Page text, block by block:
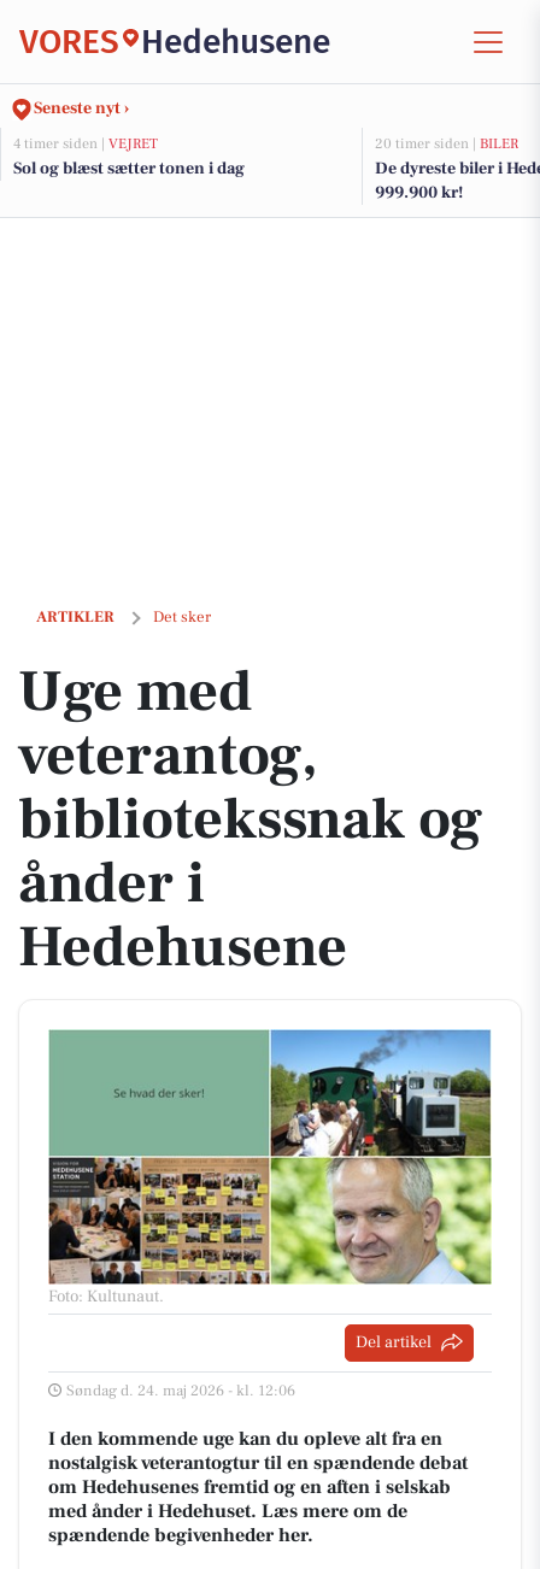
VORES Hedehusene
Seneste nyt ›
4 timer siden | VEJRET
Sol og blæst sætter tonen i dag
20 timer siden | BILER
De dyreste biler i
999.900 kr!
ARTIKLER Det sker
Uge med veterantog, bibliotekssnak og ånder i Hedehusene
Uge med
veterantog,
bibliotekssnak og
ånder i
Hedehusene
Foto: Kultunaut.
Del artikel
Søndag d. 24. maj 2026 - kl. 12:06
I den kommende uge kan du opleve alt fra en
nostalgisk veterantogtur til en spændende debat
om Hedehusenes fremtid og en aften i selskab
med ånder i Hedehuset. Læs mere om de
spændende begivenheder her.